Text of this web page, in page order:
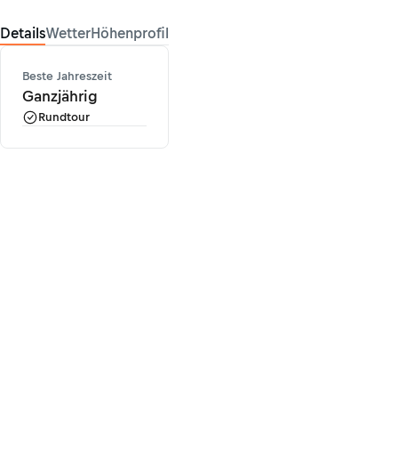
DetailsWetterHöhenprofil
Beste Jahreszeit
Ganzjährig
Rundtour